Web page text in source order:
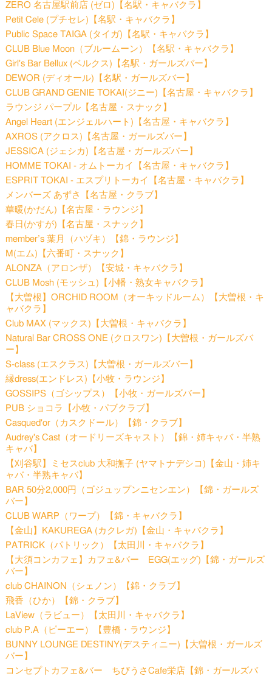
ZERO 名古屋駅前店 (ゼロ)【名駅・キャバクラ】
Petit Cele (プチセレ)【名駅・キャバクラ】
Public Space TAIGA (タイガ)【名駅・キャバクラ】
CLUB Blue Moon（ブルームーン）【名駅・キャバクラ】
Girl's Bar Bellux (ベルクス)【名駅・ガールズバー】
DEWOR (ディオール)【名駅・ガールズバー】
CLUB GRAND GENIE TOKAI(ジニー)【名古屋・キャバクラ】
ラウンジ パープル【名古屋・スナック】
Angel Heart (エンジェルハート)【名古屋・キャバクラ】
AXROS (アクロス)【名古屋・ガールズバー】
JESSICA (ジェシカ)【名古屋・ガールズバー】
HOMME TOKAI - オムトーカイ【名古屋・キャバクラ】
ESPRIT TOKAI - エスプリトーカイ【名古屋・キャバクラ】
メンバーズ あずさ【名古屋・クラブ】
華暖(かだん)【名古屋・ラウンジ】
春日(かすが)【名古屋・スナック】
member’s 葉月（ハヅキ）【錦・ラウンジ】
M(エム)【六番町・スナック】
ALONZA（アロンザ）【安城・キャバクラ】
CLUB Mosh (モッシュ)【小幡・熟女キャバクラ】
【大曽根】ORCHID ROOM（オーキッドルーム）【大曽根・キ
ャバクラ】
Club MAX (マックス)【大曽根・キャバクラ】
Natural Bar CROSS ONE (クロスワン)【大曽根・ガールズバ
ー】
S-class (エスクラス)【大曽根・ガールズバー】
縁dress(エンドレス)【小牧・ラウンジ】
GOSSIPS（ゴシップス）【小牧・ガールズバー】
PUB ショコラ【小牧・パブクラブ】
Casqued'or（カスクドール）【錦・クラブ】
Audrey's Cast（オードリーズキャスト）【錦・姉キャバ・半熟
キャバ】
【刈谷駅】ミセスclub 大和撫子 (ヤマトナデシコ)【金山・姉キ
ャバ・半熟キャバ】
BAR 50分2,000円（ゴジュップンニセンエン）【錦・ガールズ
バー】
CLUB WARP（ワープ）【錦・キャバクラ】
【金山】KAKUREGA (カクレガ)【金山・キャバクラ】
PATRICK（パトリック）【太田川・キャバクラ】
【大須コンカフェ】カフェ&バー EGG(エッグ)【錦・ガールズ
バー】
club CHAINON（シェノン）【錦・クラブ】
飛香（ひか）【錦・クラブ】
LaView（ラビュー）【太田川・キャバクラ】
club P.A（ピーエー）【豊橋・ラウンジ】
BUNNY LOUNGE DESTINY(デスティニー)【大曽根・ガールズ
バー】
コンセプトカフェ&バー ちびうさCafe栄店【錦・ガールズバ